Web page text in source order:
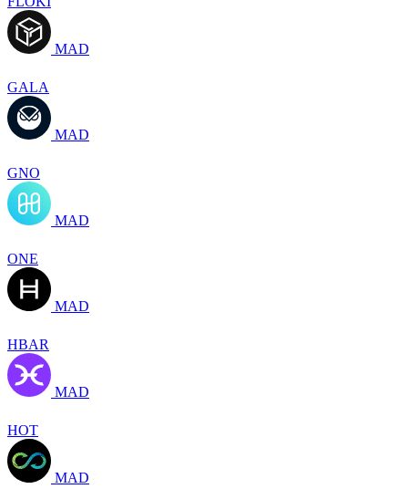
MAD
GALA
MAD
GNO
MAD
ONE
MAD
HBAR
MAD
HOT
MAD